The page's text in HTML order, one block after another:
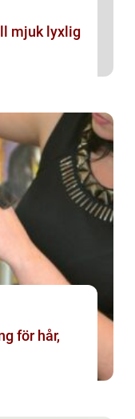
mjuk lyxlig